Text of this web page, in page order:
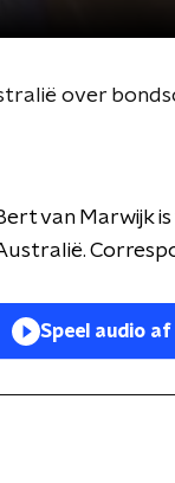
over
van Marwijk
Speel audio af